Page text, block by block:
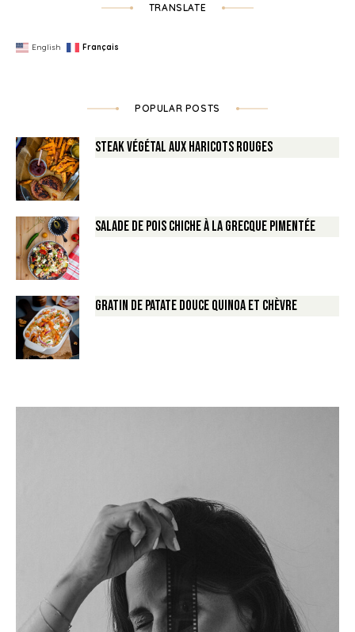
TRANSLATE
English Français
POPULAR POSTS
Steak végétal aux haricots rouges
Salade de Pois chiche à la Grecque pimentée
Gratin de Patate douce Quinoa et Chèvre